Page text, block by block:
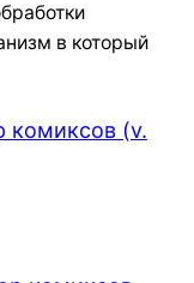
в который
комиксов (v.